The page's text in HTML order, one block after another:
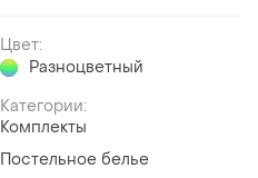
Цвет:
Разноцветный
Категории:
Комплекты
Постельное белье